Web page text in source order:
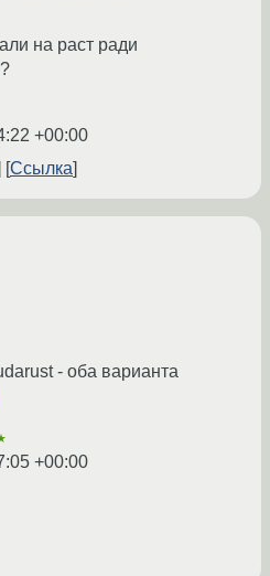
на раст ради
+00:00
Ссылка
- оба варианта
+00:00